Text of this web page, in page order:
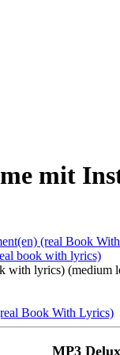
mit
(real Book
with lyrics) (medium
Book With Lyrics)
MP3